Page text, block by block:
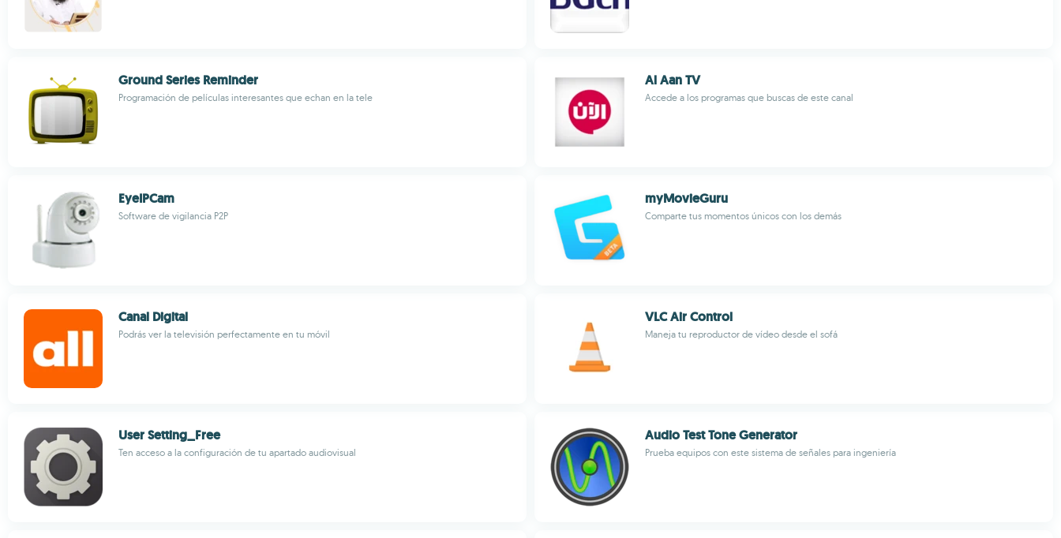
Ground Series Reminder
Programación de películas interesantes que echan en la tele
Al Aan TV
Accede a los programas que buscas de este canal
EyeIPCam
Software de vigilancia P2P
myMovieGuru
Comparte tus momentos únicos con los demás
Canal Digital
Podrás ver la televisión perfectamente en tu móvil
VLC Air Control
Maneja tu reproductor de vídeo desde el sofá
User Setting_Free
Ten acceso a la configuración de tu apartado audiovisual
Audio Test Tone Generator
Prueba equipos con este sistema de señales para ingeniería